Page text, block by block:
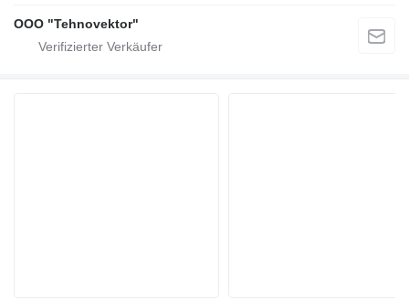
OOO "Tehnovektor"